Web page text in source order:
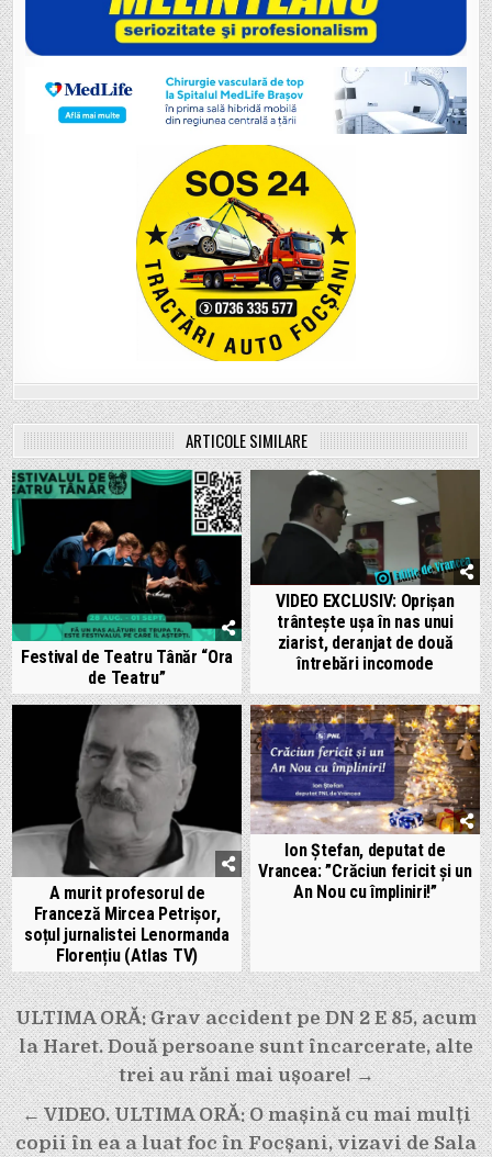
ARTICOLE SIMILARE
Festival de Teatru Tânăr “Ora
de Teatru”
VIDEO EXCLUSIV: Oprișan
trântește ușa în nas unui
ziarist, deranjat de două
întrebări incomode
A murit profesorul de
Franceză Mircea Petrișor,
soțul jurnalistei Lenormanda
Florențiu (Atlas TV)
Ion Ștefan, deputat de
Vrancea: ”Crăciun fericit și un
An Nou cu împliniri!”
Navigare
în
articole
ULTIMA ORĂ: Grav accident pe DN 2 E 85, acum
la Haret. Două persoane sunt încarcerate, alte
trei au răni mai ușoare! →
← VIDEO. ULTIMA ORĂ: O mașină cu mai mulți
copii în ea a luat foc în Focșani, vizavi de Sala